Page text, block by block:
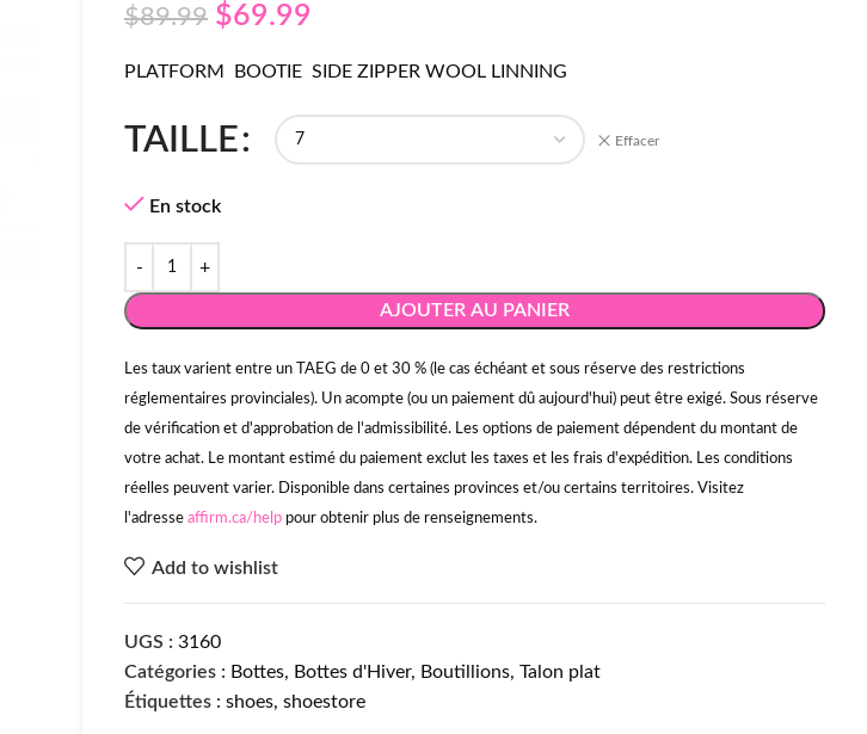
$89.99 $69.99
PLATFORM BOOTIE SIDE ZIPPER WOOL LINNING
TAILLE Effacer
En stock
AJOUTER AU PANIER
Les taux varient entre un TAEG de 0 et 30 % (le cas échéant et sous réserve des restrictions
réglementaires provinciales). Un acompte (ou un paiement dû aujourd'hui) peut être exigé. Sous réserve
de vérification et d'approbation de l'admissibilité. Les options de paiement dépendent du montant de
votre achat. Le montant estimé du paiement exclut les taxes et les frais d'expédition. Les conditions
réelles peuvent varier. Disponible dans certaines provinces et/ou certains territoires. Visitez
l'adresse affirm.ca/help pour obtenir plus de renseignements.
Add to wishlist
UGS : 3160
Catégories : Bottes, Bottes d'Hiver, Boutillions, Talon plat
Étiquettes : shoes, shoestore